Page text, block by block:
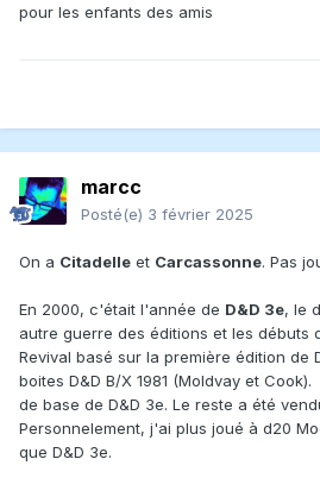
pour les enfants des amis
marcc
Posté(e) 3 février 2025
On a Citadelle et Carcassonne. Pas
En 2000, c'était l'année de D&D 3e, le
autre guerre des éditions et les débuts
Revival basé sur la première édition de
boites D&D B/X 1981 (Moldvay et
de base de D&D 3e. Le reste a été
Personnelement, j'ai plus joué à d20
que D&D 3e.